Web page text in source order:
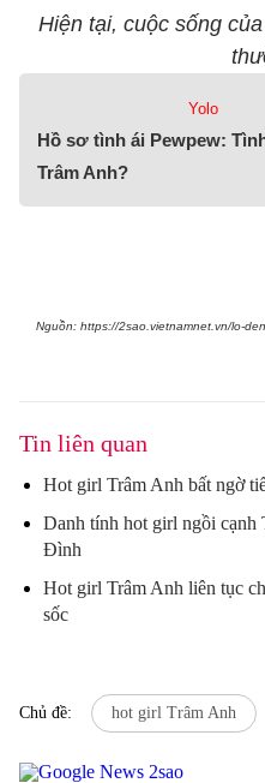
Hiện tại, cuộc sống
Yolo
Hồ sơ tình ái Pewpew:
Trâm Anh?
Nguồn: https://2sao.vietnamnet.vn/lo-
Tin liên quan
Hot girl Trâm Anh bất ngờ
Danh tính hot girl ngồi
Đình
Hot girl Trâm Anh liên tục
sốc
Chủ đề: hot girl Trâm Anh